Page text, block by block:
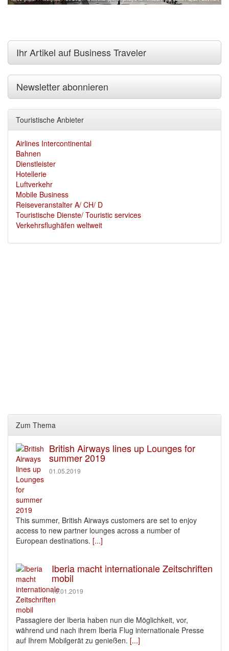
Ihr Artikel auf Business Traveler
Newsletter abonnieren
Touristische Anbieter
Airlines Intercontinental
Bahnen
Dienstleister
Hotellerie
Luftverkehr
Mobile Business
Reiseveranstalter A/ CH/ D
Touristische Dienste/ Touristic services
Verkehrsflughäfen weltweit
Zum Thema
British Airways lines up Lounges for
summer 2019
01.05.2019
This summer, British Airways customers are set to enjoy
access to new partner lounges across a number of
European destinations. [...]
Iberia macht internationale Zeitschriften
mobil
10.01.2019
Passagiere der Iberia haben nun die Möglichkeit, vor,
während und nach ihrem Iberia Flug internationale Presse
auf Ihrem Mobilgerät zu genießen. [...]